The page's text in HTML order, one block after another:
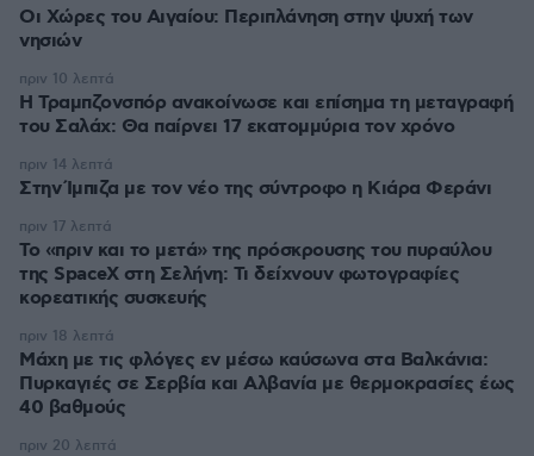
Οι Xώρες του Αιγαίου: Περιπλάνηση στην ψυχή των
νησιών
Η Τραμπζονσπόρ ανακοίνωσε και επίσημα τη μεταγραφή
του Σαλάχ: Θα παίρνει 17 εκατομμύρια τον χρόνο
πριν 10 λεπτά
Στην Ίμπιζα με τον νέο της σύντροφο η Κιάρα Φεράνι
πριν 14 λεπτά
Το «πριν και το μετά» της πρόσκρουσης του πυραύλου
της SpaceX στη Σελήνη: Τι δείχνουν φωτογραφίες
κορεατικής συσκευής
πριν 17 λεπτά
Μάχη με τις φλόγες εν μέσω καύσωνα στα Βαλκάνια:
Πυρκαγιές σε Σερβία και Αλβανία με θερμοκρασίες έως
40 βαθμούς
πριν 18 λεπτά
πριν 20 λεπτά